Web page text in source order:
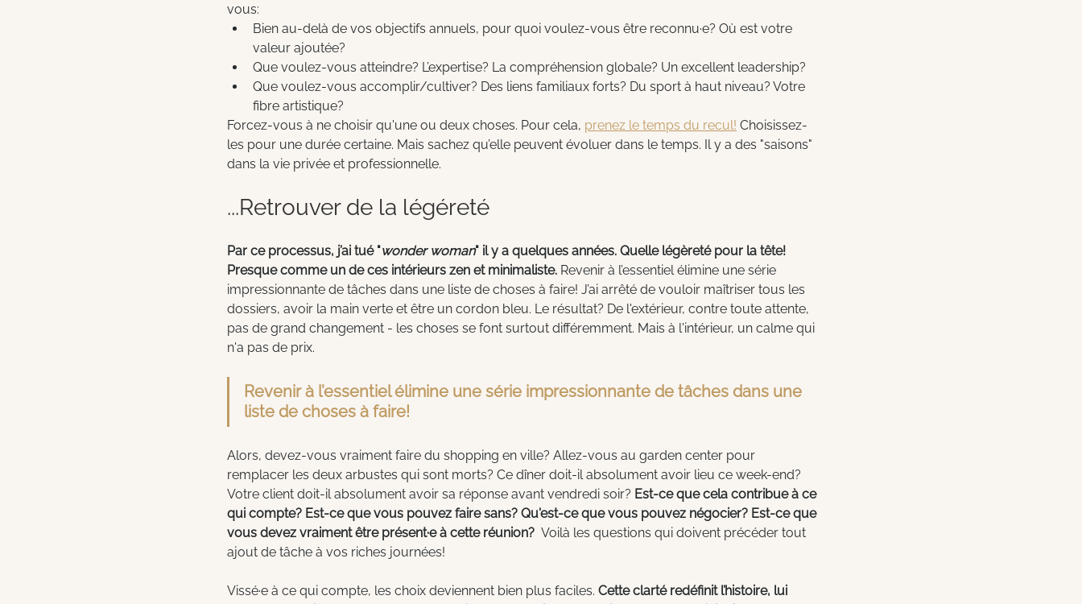
vous:
Bien au-delà de vos objectifs annuels, pour quoi voulez-vous être reconnu·e? Où est votre
valeur ajoutée?
Que voulez-vous atteindre? L’expertise? La compréhension globale? Un excellent leadership?
Que voulez-vous accomplir/cultiver? Des liens familiaux forts? Du sport à haut niveau? Votre
fibre artistique?
Forcez-vous à ne choisir qu'une ou deux choses. Pour cela, prenez le temps du recul! Choisissez-
les pour une durée certaine. Mais sachez qu’elle peuvent évoluer dans le temps. Il y a des "saisons"
dans la vie privée et professionnelle.
...Retrouver de la légéreté
Par ce processus, j’ai tué "wonder woman" il y a quelques années. Quelle légèreté pour la tête!
Presque comme un de ces intérieurs zen et minimaliste. Revenir à l’essentiel élimine une série
impressionnante de tâches dans une liste de choses à faire! J’ai arrêté de vouloir maîtriser tous les
dossiers, avoir la main verte et être un cordon bleu. Le résultat? De l'extérieur, contre toute attente,
pas de grand changement - les choses se font surtout différemment. Mais à l'intérieur, un calme qui
n'a pas de prix.
Revenir à l’essentiel élimine une série impressionnante de tâches dans une
liste de choses à faire!
Alors, devez-vous vraiment faire du shopping en ville? Allez-vous au garden center pour
remplacer les deux arbustes qui sont morts? Ce dîner doit-il absolument avoir lieu ce week-end?
Votre client doit-il absolument avoir sa réponse avant vendredi soir? Est-ce que cela contribue à ce
qui compte? Est-ce que vous pouvez faire sans? Qu'est-ce que vous pouvez négocier? Est-ce que
vous devez vraiment être présent·e à cette réunion? Voilà les questions qui doivent précéder tout
ajout de tâche à vos riches journées!
Vissé·e à ce qui compte, les choix deviennent bien plus faciles. Cette clarté redéfinit l’histoire, lui